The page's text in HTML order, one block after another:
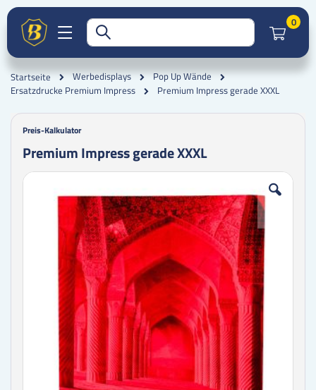
0
Startseite Werbedisplays
Pop Up Wände
Ersatzdrucke Premium Impress
Premium Impress gerade XXXL
Preis-Kalkulator
Premium Impress gerade XXXL
Zum
Zum